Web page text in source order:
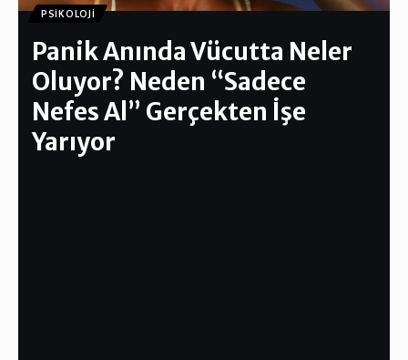
PSIKOLOJI
Panik Anında Vücutta Neler
Oluyor? Neden “Sadece
Nefes Al” Gerçekten İşe
Yarıyor